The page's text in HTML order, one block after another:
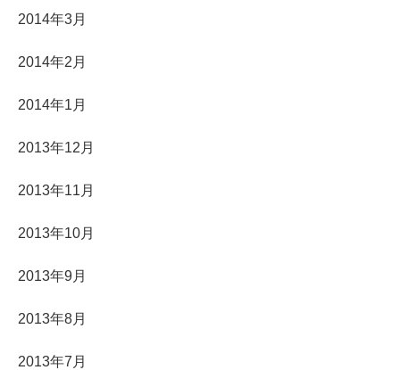
2014年3月
2014年2月
2014年1月
2013年12月
2013年11月
2013年10月
2013年9月
2013年8月
2013年7月